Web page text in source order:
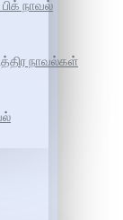
பிக் நாவல்
நாவல்கள்